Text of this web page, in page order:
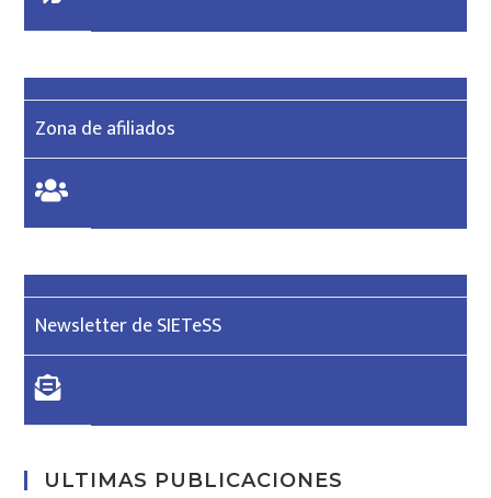
Zona de afiliados
Newsletter de SIETeSS
ULTIMAS PUBLICACIONES